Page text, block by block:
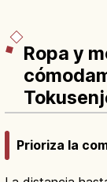
Ropa y
Prioriza la